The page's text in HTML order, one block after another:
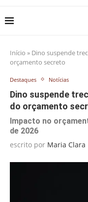
Início » Dino suspende
orçamento secreto
Destaques Notícias
Dino suspende
do orçamento
Impacto no
de 2026
escrito por Maria Clara